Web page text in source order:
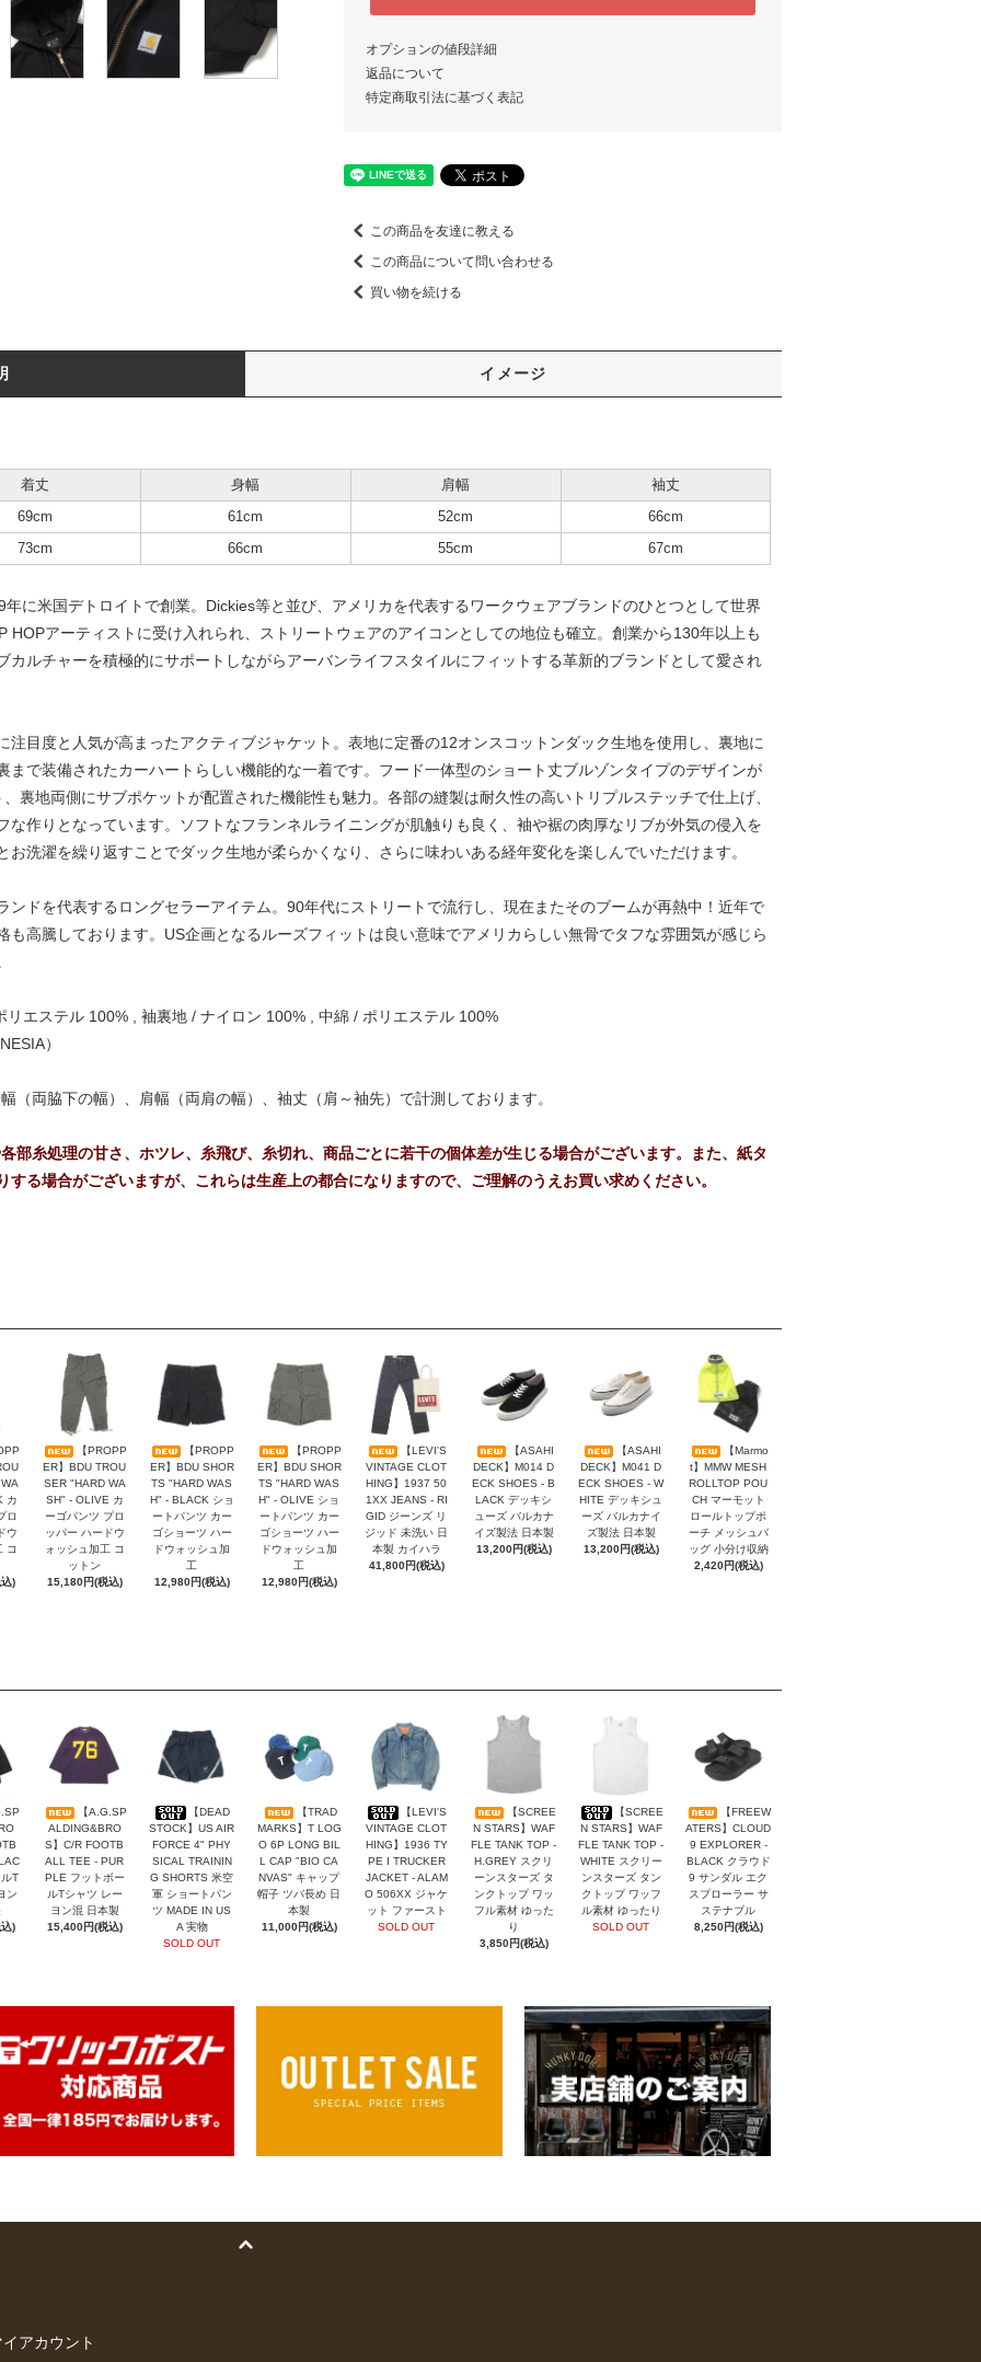
オプションの値段詳細
返品について
特定商取引法に基づく表記
この商品を友達に教える
この商品について問い合わせる
買い物を続ける
イメージ
着丈 身幅 肩幅 袖丈
69cm 61cm 52cm 66cm
73cm 66cm 55cm 67cm
に米国デトロイトで創業。Dickies等と並び、アメリカを代表するワークウェアブランドのひとつとして世界
HOPアーティストに受け入れられ、ストリートウェアのアイコンとしての地位も確立。創業から130年以上も
カルチャーを積極的にサポートしながらアーバンライフスタイルにフィットする革新的ブランドとして愛され
注目度と人気が高まったアクティブジャケット。表地に定番の12オンスコットンダック生地を使用し、裏地に
まで装備されたカーハートらしい機能的な一着です。フード一体型のショート丈ブルゾンタイプのデザインが
裏地両側にサブポケットが配置された機能性も魅力。各部の縫製は耐久性の高いトリプルステッチで仕上げ、
な作りとなっています。ソフトなフランネルライニングが肌触りも良く、袖や裾の肉厚なリブが外気の侵入を
洗濯を繰り返すことでダック生地が柔らかくなり、さらに味わいある経年変化を楽しんでいただけます。
ンドを代表するロングセラーアイテム。90年代にストリートで流行し、現在またそのブームが再熱中！近年で
も高騰しております。US企画となるルーズフィットは良い意味でアメリカらしい無骨でタフな雰囲気が感じら
エステル 100% , 袖裏地 / ナイロン 100% , 中綿 / ポリエステル 100%
）
（両脇下の幅）、肩幅（両肩の幅）、袖丈（肩～袖先）で計測しております。
部糸処理の甘さ、ホツレ、糸飛び、糸切れ、商品ごとに若干の個体差が生じる場合がございます。また、紙タ
る場合がございますが、これらは生産上の都合になりますので、ご理解のうえお買い求めください。
カ
ロ
ウ
コ
)
【PROPP
ER】BDU TROU
SER "HARD WA
SH" - OLIVE カ
ーゴパンツ プロ
ッパー ハードウ
ォッシュ加工 コ
ットン
15,180円(税込)
【PROPP
ER】BDU SHOR
TS "HARD WAS
H" - BLACK ショ
ートパンツ カー
ゴショーツ ハー
ドウォッシュ加
工
12,980円(税込)
【PROPP
ER】BDU SHOR
TS "HARD WAS
H" - OLIVE ショ
ートパンツ カー
ゴショーツ ハー
ドウォッシュ加
工
12,980円(税込)
【LEVI'S
VINTAGE CLOT
HING】1937 50
1XX JEANS - RI
GID ジーンズ リ
ジッド 未洗い 日
本製 カイハラ
41,800円(税込)
【ASAHI
DECK】M014 D
ECK SHOES - B
LACK デッキシ
ューズ バルカナ
イズ製法 日本製
13,200円(税込)
【ASAHI
DECK】M041 D
ECK SHOES - W
HITE デッキシュ
ーズ バルカナイ
ズ製法 日本製
13,200円(税込)
【Marmo
t】MMW MESH
ROLLTOP POU
CH マーモット
ロールトップポ
ーチ メッシュバ
ッグ 小分け収納
2,420円(税込)
T
ン
)
【A.G.SP
ALDING&BRO
S】C/R FOOTB
ALL TEE - PUR
PLE フットボー
ルTシャツ レー
ヨン混 日本製
15,400円(税込)
【DEAD
STOCK】US AIR
FORCE 4" PHY
SICAL TRAININ
G SHORTS 米空
軍 ショートパン
ツ MADE IN US
A 実物
SOLD OUT
【TRAD
MARKS】T LOG
O 6P LONG BIL
L CAP "BIO CA
NVAS" キャップ
帽子 ツバ長め 日
本製
11,000円(税込)
【LEVI'S
VINTAGE CLOT
HING】1936 TY
PE I TRUCKER
JACKET - ALAM
O 506XX ジャケ
ット ファースト
SOLD OUT
【SCREE
N STARS】WAF
FLE TANK TOP -
H.GREY スクリ
ーンスターズ タ
ンクトップ ワッ
フル素材 ゆった
り
3,850円(税込)
【SCREE
N STARS】WAF
FLE TANK TOP -
WHITE スクリー
ンスターズ タン
クトップ ワッフ
ル素材 ゆったり
SOLD OUT
【FREEW
ATERS】CLOUD
9 EXPLORER -
BLACK クラウド
9 サンダル エク
スプローラー サ
ステナブル
8,250円(税込)
アカウント